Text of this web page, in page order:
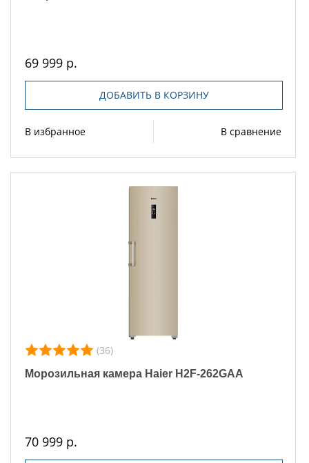
69 999 р.
ДОБАВИТЬ В КОРЗИНУ
В избранное В сравнение
(36)
Морозильная камера Haier H2F-262GAA
70 999 р.